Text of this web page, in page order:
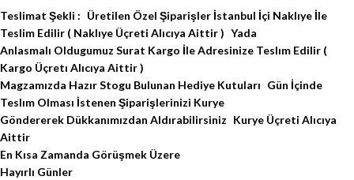
Teslimat Şekli : Üretilen Özel Şiparişler İstanbul İçi Naklıye İle
Teslim Edilir ( Naklıye Üçreti Alıcıya Aittir ) Yada
Anlasmalı Oldugumuz Surat Kargo İle Adresinize Teslım Edilir (
Kargo Üçretı Alıcıya Aittir )
Magzamızda Hazır Stogu Bulunan Hediye Kutuları Gün İçinde
Teslım Olması İstenen Şiparişlerinizi Kurye
Göndererek Dükkanımızdan Aldırabilirsiniz Kurye Üçreti Alıcıya
Aittir
En Kısa Zamanda Görüşmek Üzere
Hayırlı Günler